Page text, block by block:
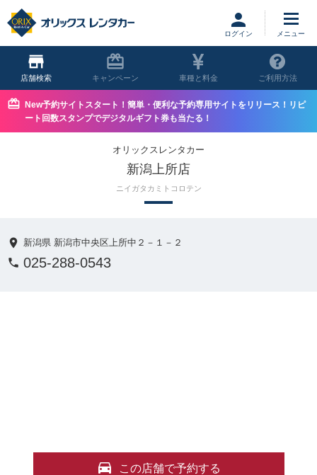
ログイン
店舗 キャンペーン 車種と料金 ご利用方法
New予約サイトスタート！簡単・便利な予約専用サイトをリリース！リピ
ート回数スタンプでデジタルギフト券も当たる！
オリックスレンタカー
新潟上所店
ニイガタカミトコロテン
新潟県 新潟市中央区上所中２－１－２
025-288-0543
この店舗で予約する